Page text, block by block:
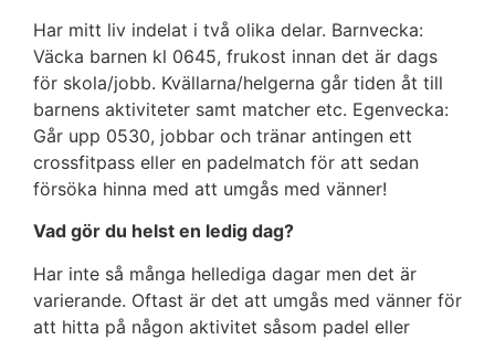
Har mitt liv indelat i två olika delar. Barnvecka:
Väcka barnen kl 0645, frukost innan det är dags
för skola/jobb. Kvällarna/helgerna går tiden åt till
barnens aktiviteter samt matcher etc. Egenvecka:
Går upp 0530, jobbar och tränar antingen ett
crossfitpass eller en padelmatch för att sedan
försöka hinna med att umgås med vänner!
Vad gör du helst en ledig dag?
Har inte så många hellediga dagar men det är
varierande. Oftast är det att umgås med vänner för
att hitta på någon aktivitet såsom padel eller